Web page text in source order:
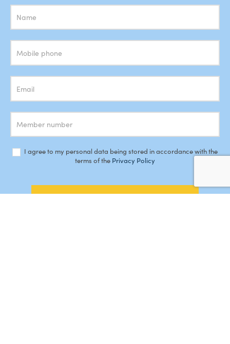
Subscrição
Newsletter
I agree to my personal data being stored in accordance with the
terms of the Privacy Policy
SUBSCRIBE